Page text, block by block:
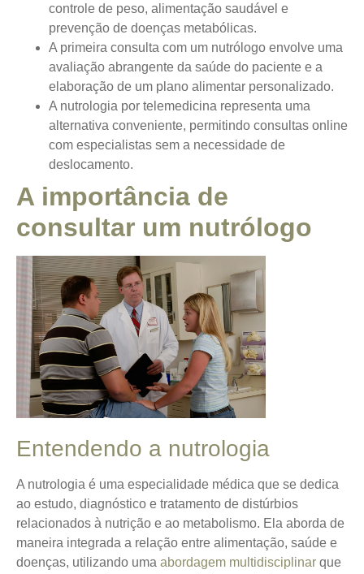
controle de peso, alimentação saudável e
prevenção de doenças metabólicas.
A primeira consulta com um nutrólogo envolve uma
avaliação abrangente da saúde do paciente e a
elaboração de um plano alimentar personalizado.
A nutrologia por telemedicina representa uma
alternativa conveniente, permitindo consultas online
com especialistas sem a necessidade de
deslocamento.
A importância de
consultar um nutrólogo
Entendendo a nutrologia
A nutrologia é uma especialidade médica que se dedica
ao estudo, diagnóstico e tratamento de distúrbios
relacionados à nutrição e ao metabolismo. Ela aborda de
maneira integrada a relação entre alimentação, saúde e
doenças, utilizando uma abordagem multidisciplinar que